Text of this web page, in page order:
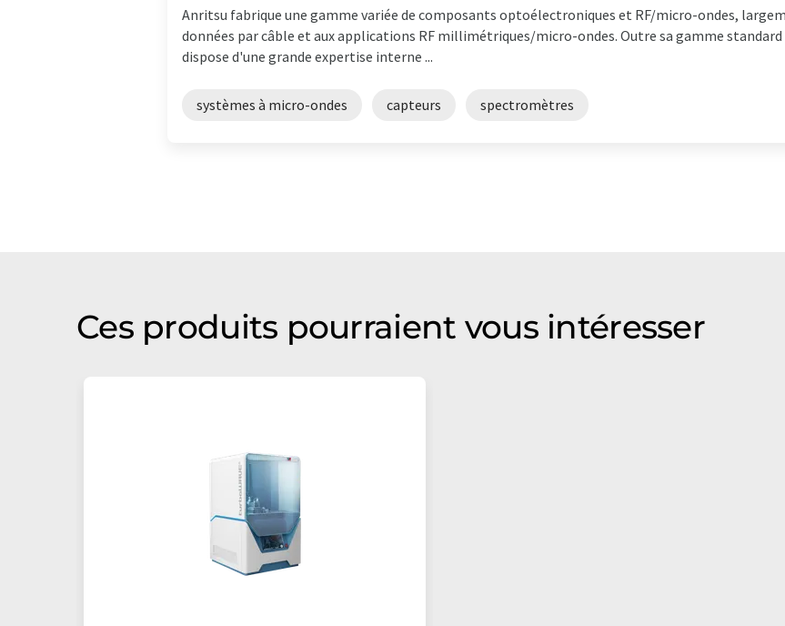
Anritsu fabrique une gamme variée de composants optoélectroniques et RF/micro-ondes,
données par câble et aux applications RF millimétriques/micro-ondes. Outre sa gamme
dispose d'une grande expertise interne ...
systèmes à micro-ondes capteurs spectromètres
Ces produits pourraient vous intéresser